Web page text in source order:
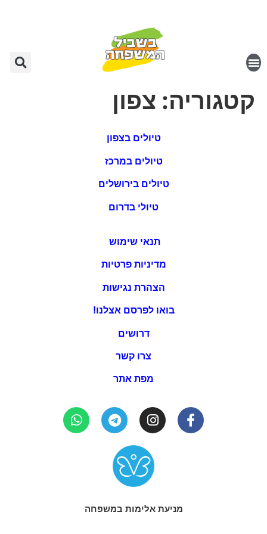
קטגוריה: צפון
טיולים בצפון
טיולים במרכז
טיולים בירושלים
טיולי בדרום
תנאי שימוש
מדיניות פרטיות
הצהרת נגישות
בואו לפרסם אצלנו!
דרושים
צרו קשר
מפת אתר
מניעת אלימות במשפחה